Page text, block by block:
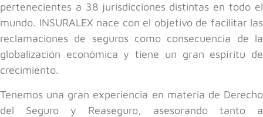
pertenecientes a 38 jurisdicciones distintas en todo el
mundo. INSURALEX nace con el objetivo de facilitar las
reclamaciones de seguros como consecuencia de la
globalización económica y tiene un gran espíritu de
crecimiento.
Tenemos una gran experiencia en materia de Derecho
del Seguro y Reaseguro, asesorando tanto a